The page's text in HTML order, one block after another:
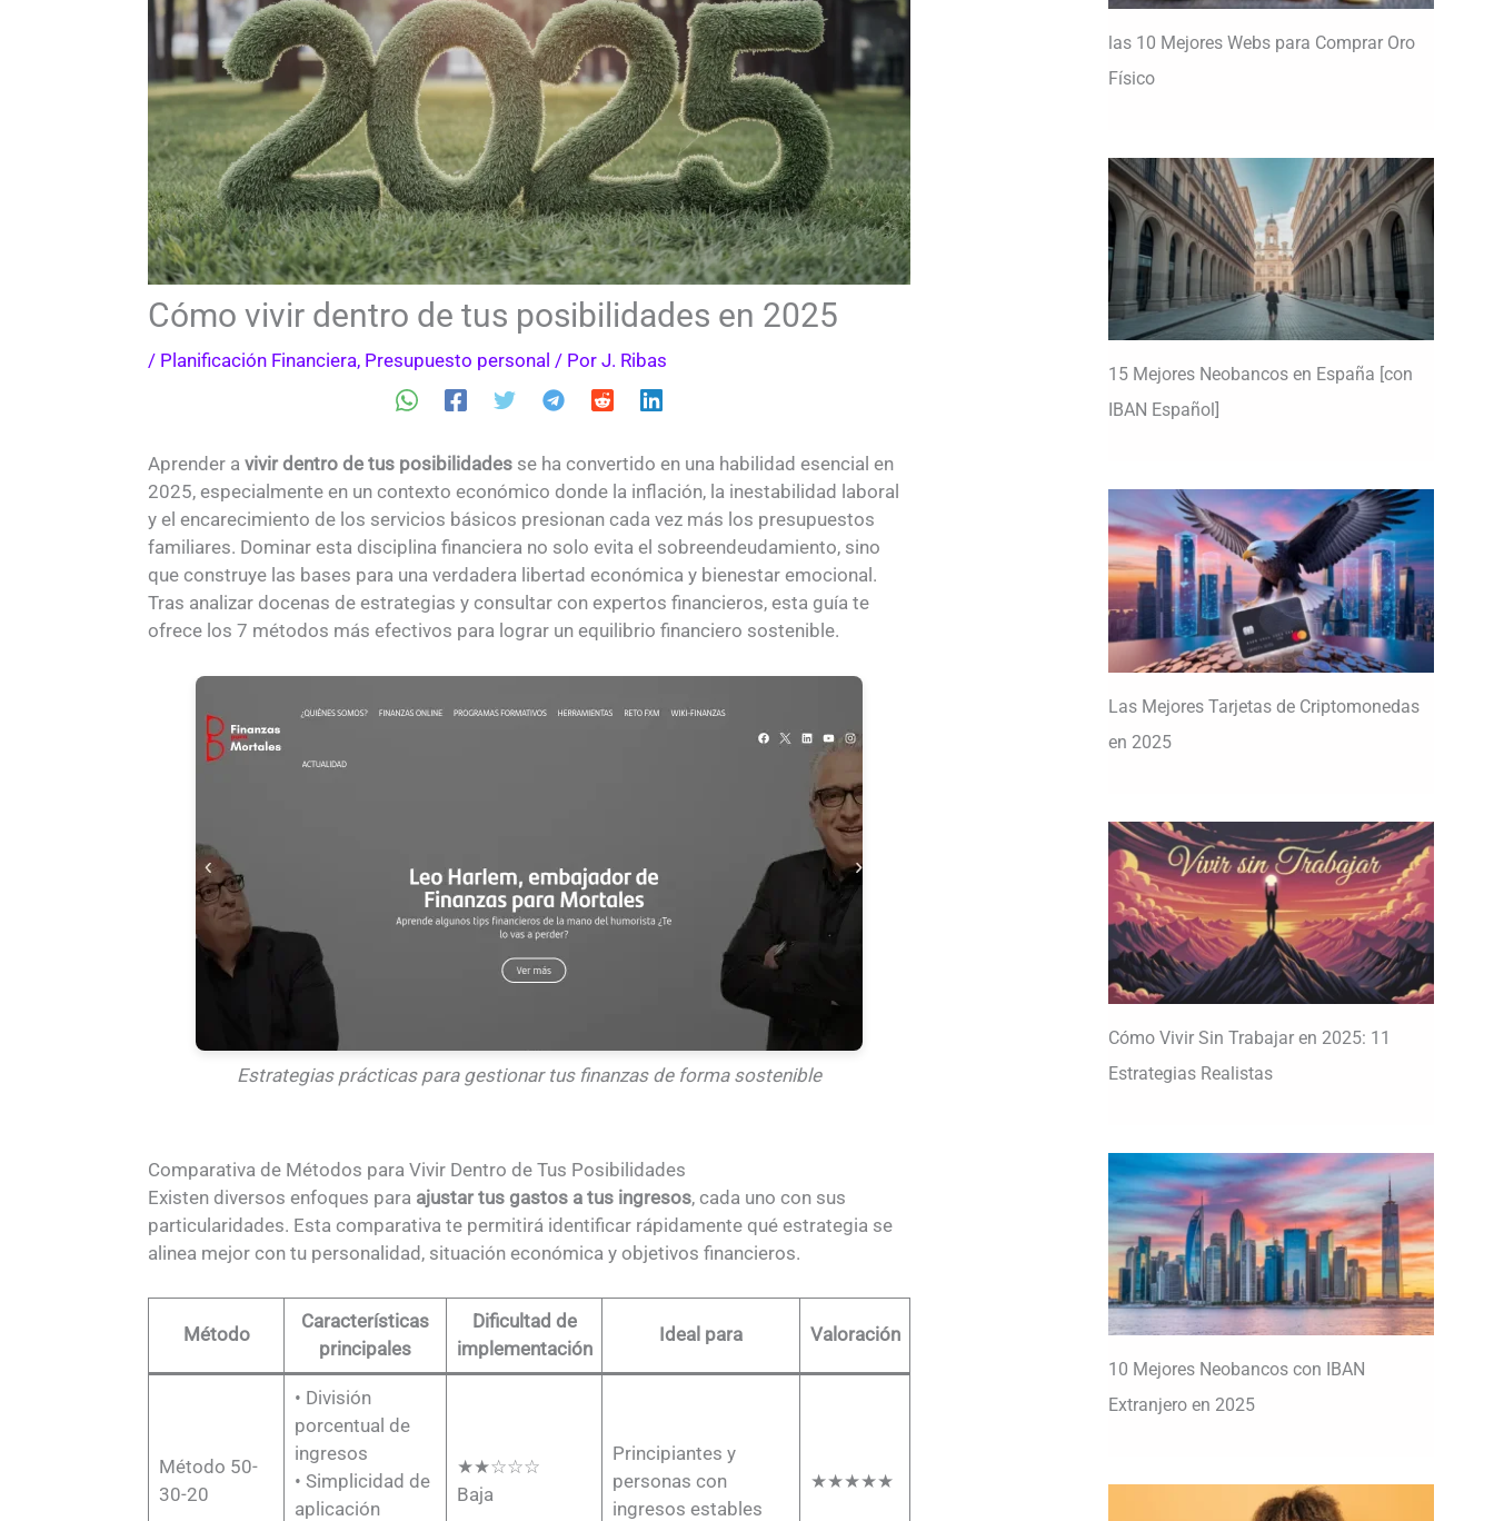
Cómo vivir dentro de tus posibilidades en 2025
/ Planificación Financiera, Presupuesto personal / PorJ. Ribas
Aprender avivir dentro de tus posibilidades se ha convertido en una habilidad esencial en
2025, especialmente en un contexto económico donde la inflación, la inestabilidad laboral
y el encarecimiento de los servicios básicos presionan cada vez más los presupuestos
familiares. Dominar esta disciplina financiera no solo evita el sobreendeudamiento, sino
que construye las bases para una verdadera libertad económica y bienestar emocional.
Tras analizar docenas de estrategias y consultar con expertos financieros, esta guía te
ofrece los 7 métodos más efectivos para lograr un equilibrio financiero sostenible.
Estrategias prácticas para gestionar tus finanzas de forma sostenible
Comparativa de Métodos para Vivir Dentro de Tus Posibilidades
Existen diversos enfoques para ajustar tus gastos a tus ingresos, cada uno con sus
particularidades. Esta comparativa te permitirá identificar rápidamente qué estrategia se
alinea mejor con tu personalidad, situación económica y objetivos financieros.
Método
Características
principales
Dificultad de
implementación
Ideal para Valoración
Método 50-
30-20
• División
porcentual de
ingresos
• Simplicidad de
aplicación
★★☆☆☆
Baja
Principiantes y
personas con
ingresos estables
★★★★★
las 10 Mejores Webs para Comprar Oro
Físico
15 Mejores Neobancos en España [con
IBAN Español]
Las Mejores Tarjetas de Criptomonedas
en 2025
Cómo Vivir Sin Trabajar en 2025: 11
Estrategias Realistas
10 Mejores Neobancos con IBAN
Extranjero en 2025